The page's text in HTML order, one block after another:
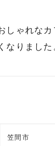
しゃれな
りました
笠間市